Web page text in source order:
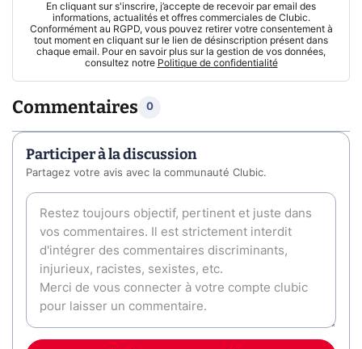
En cliquant sur s'inscrire, j’accepte de recevoir par email des
informations, actualités et offres commerciales de Clubic.
Conformément au RGPD, vous pouvez retirer votre consentement à
tout moment en cliquant sur le lien de désinscription présent dans
chaque email. Pour en savoir plus sur la gestion de vos données,
consultez notre Politique de confidentialité
Commentaires 0
Participer à la discussion
Partagez votre avis avec la communauté Clubic.